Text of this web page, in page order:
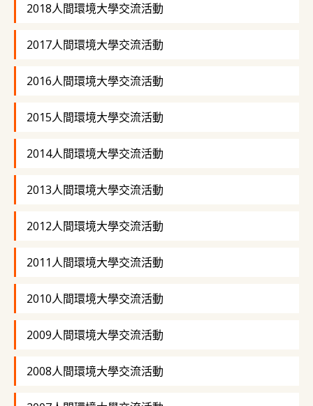
2018人間環境大學交流活動
2017人間環境大學交流活動
2016人間環境大學交流活動
2015人間環境大學交流活動
2014人間環境大學交流活動
2013人間環境大學交流活動
2012人間環境大學交流活動
2011人間環境大學交流活動
2010人間環境大學交流活動
2009人間環境大學交流活動
2008人間環境大學交流活動